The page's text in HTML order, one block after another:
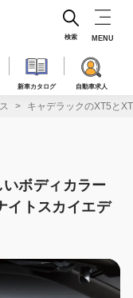
新車カタログ 自動車求人
検索 MENU
キャデラックのXT5と
ボディカラー
イトスカイエデ